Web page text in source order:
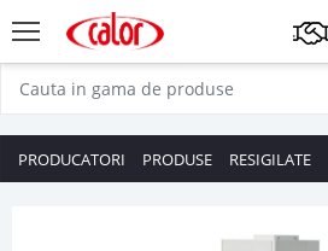
PRODUCATORI PRODUSE RESIGILATE